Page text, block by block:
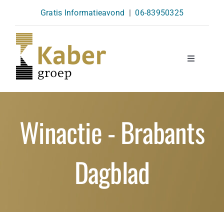
content
Gratis Informatieavond | 06-83950325
Toggle
Opleidingen
Agenda
Over Ons
Winactie - Brabants
Dagblad